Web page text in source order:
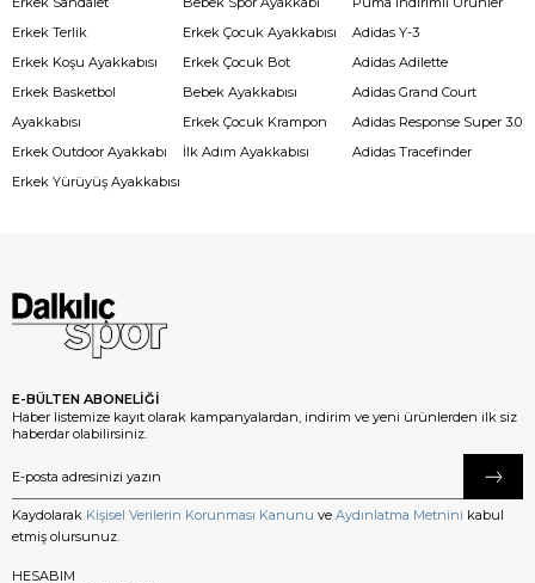
Erkek Terlik
Erkek Koşu Ayakkabısı
Erkek Basketbol
Ayakkabısı
Erkek Outdoor Ayakkabı
Erkek Yürüyüş Ayakkabısı
Erkek Çocuk Ayakkabısı
Erkek Çocuk Bot
Bebek Ayakkabısı
Erkek Çocuk Krampon
İlk Adım Ayakkabısı
Adidas Y-3
Adidas Adilette
Adidas Grand Court
Adidas Response Super 3.0
Adidas Tracefinder
E-BÜLTEN ABONELİĞİ
Haber listemize kayıt olarak kampanyalardan, indirim ve yeni ürünlerden ilk siz
haberdar olabilirsiniz.
Kaydolarak Kişisel Verilerin Korunması Kanunu ve Aydınlatma Metnini kabul
etmiş olursunuz.
HESABIM